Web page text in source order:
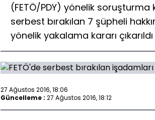
(FETÖ/PDY) yönelik
serbest bırakılan 7 şüpheli
yönelik yakalama kararı çıkarıldı
27 Ağustos 2016, 18:06
Güncelleme : 27 Ağustos 2016, 18:12